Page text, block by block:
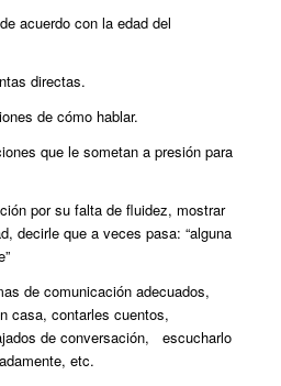
acuerdo con la edad del
directas.
de cómo hablar.
que le sometan a presión para
por su falta de fluidez, mostrar
decirle que a veces pasa: “alguna
de comunicación adecuados,
casa, contarles cuentos,
de conversación, escucharlo
etc.